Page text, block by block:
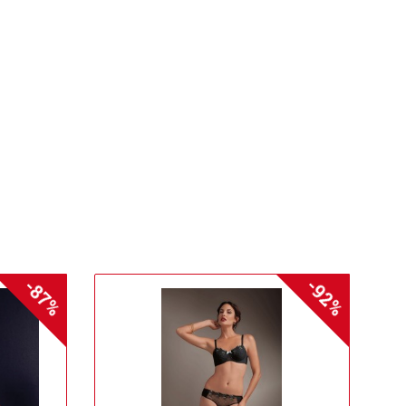
-87% -92%